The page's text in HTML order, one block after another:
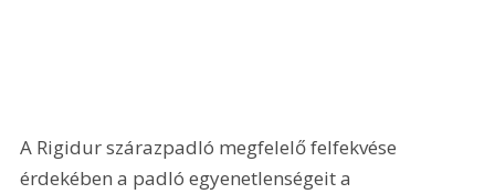
A Rigidur szárazpadló megfelelő felfekvése
érdekében a padló egyenetlenségeit a